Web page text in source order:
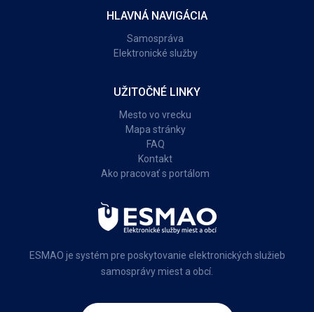
HLAVNÁ NAVIGÁCIA
Samospráva
Elektronické služby
UŽITOČNÉ LINKY
Mesto vo vrecku
Mapa stránky
FAQ
Kontakt
Ako pracovať s portálom
ESMAO je systém pre poskytovanie elektronických služieb
samosprávy miest a obcí.